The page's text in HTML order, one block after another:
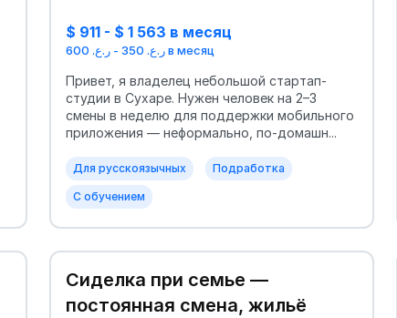
$ 911 - $ 1 563 в месяц
ر.ع. 350 - ر.ع. 600 в месяц
Привет, я владелец небольшой стартап-
студии в Сухаре. Нужен человек на 2–3
смены в неделю для поддержки мобильного
приложения — неформально, по-домашн...
Для русскоязычных Подработка
С обучением
Сиделка при семье —
постоянная смена, жильё